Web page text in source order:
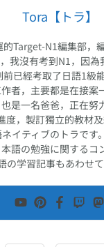
Tora【トラ】
的Target-N1編集部，
我沒有考到N1，因
前已經考取了日語1級能
者，主要都是在接案
是一名爸爸，正在努
度，製訂獨立的教材及
イティブのトラです
語の勉強に関するコ
の学習記事もあわせて